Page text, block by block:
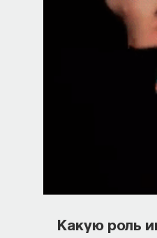
Какую роль
его